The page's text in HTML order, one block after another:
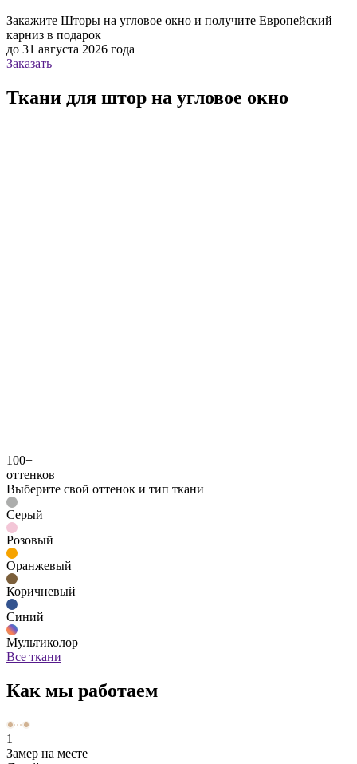
Закажите Шторы на угловое окно и получите Европейский
карниз в подарок
до 31 августа 2026 года
Заказать
Ткани для штор на угловое окно
100+
оттенков
Выберите свой оттенок и тип ткани
Серый
Розовый
Оранжевый
Коричневый
Синий
Мультиколор
Все ткани
Как мы работаем
1
Замер на месте